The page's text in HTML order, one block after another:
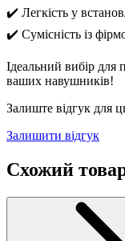
✔️ Легкість у
✔️ Сумісність із
Ідеальний вибір для
ваших навушників!
Залиште відгук для
Залишити відгук
Схожий